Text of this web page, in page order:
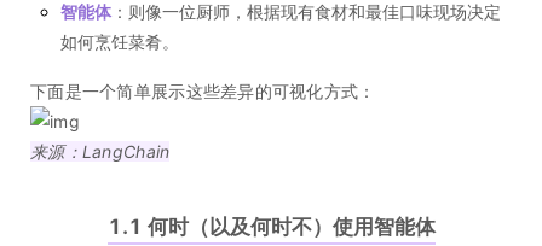
智能体 ：则像一位厨师，根据现有食材和最佳口味现场决定
如何烹饪菜肴。
下面是一个简单展示这些差异的可视化方式：
来源：LangChain
1.1 何时（以及何时不）使用智能体